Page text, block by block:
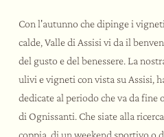
Con l'autunno che dipinge i
calde, Valle di Assisi vi da il
del gusto e del benessere. La
ulivi e vigneti con vista su Assisi,
dedicate al periodo che va da
di Ognissanti. Che siate alla
coppia, di un weekend sportivo o